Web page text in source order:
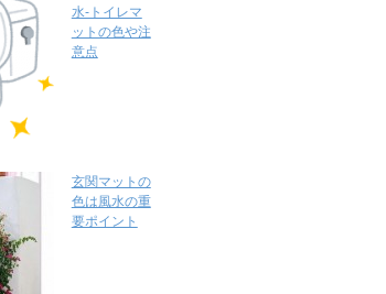
水-トイレマ
ットの色や注
意点
玄関マットの
色は風水の重
要ポイント